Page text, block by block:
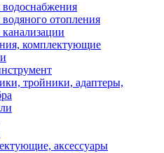
отопления
комплектующие
тройники, адаптеры,
аксессуары